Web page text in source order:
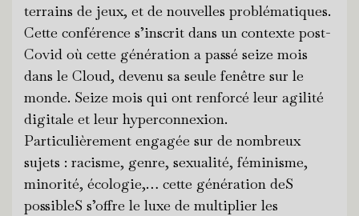
terrains de jeux, et de nouvelles problématiques.
Cette conférence s’inscrit dans un contexte post-
Covid où cette génération a passé seize mois
dans le Cloud, devenu sa seule fenêtre sur le
monde. Seize mois qui ont renforcé leur agilité
digitale et leur hyperconnexion.
Particulièrement engagée sur de nombreux
sujets : racisme, genre, sexualité, féminisme,
minorité, écologie,… cette génération deS
possibleS s’offre le luxe de multiplier les